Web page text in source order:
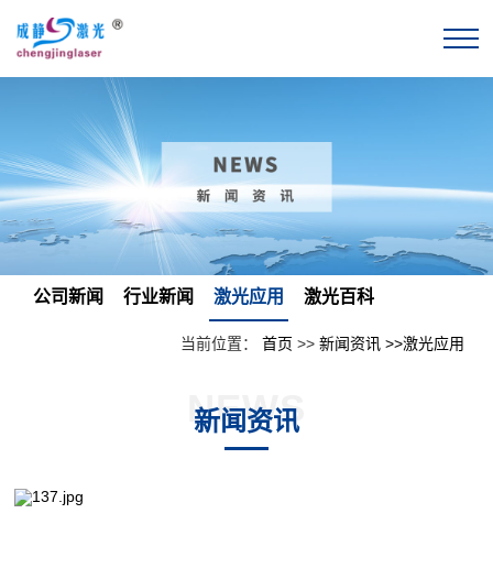
公司新闻 行业新闻 激光应用 激光百科
当前位置： 首页 >> 新闻资讯 >>激光应用
NEWS
新闻资讯